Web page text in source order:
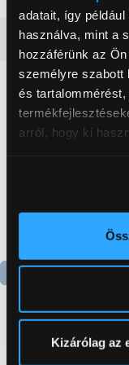
adatait, így
használva, mint a
hozzáférünk az
személyre szabott
és
arról, hogy ki
Az Ön
módjairól és adja
pontban.
Sütinyilatkozathoz
Kizárólag az
Részletes ismertető
Gorenje